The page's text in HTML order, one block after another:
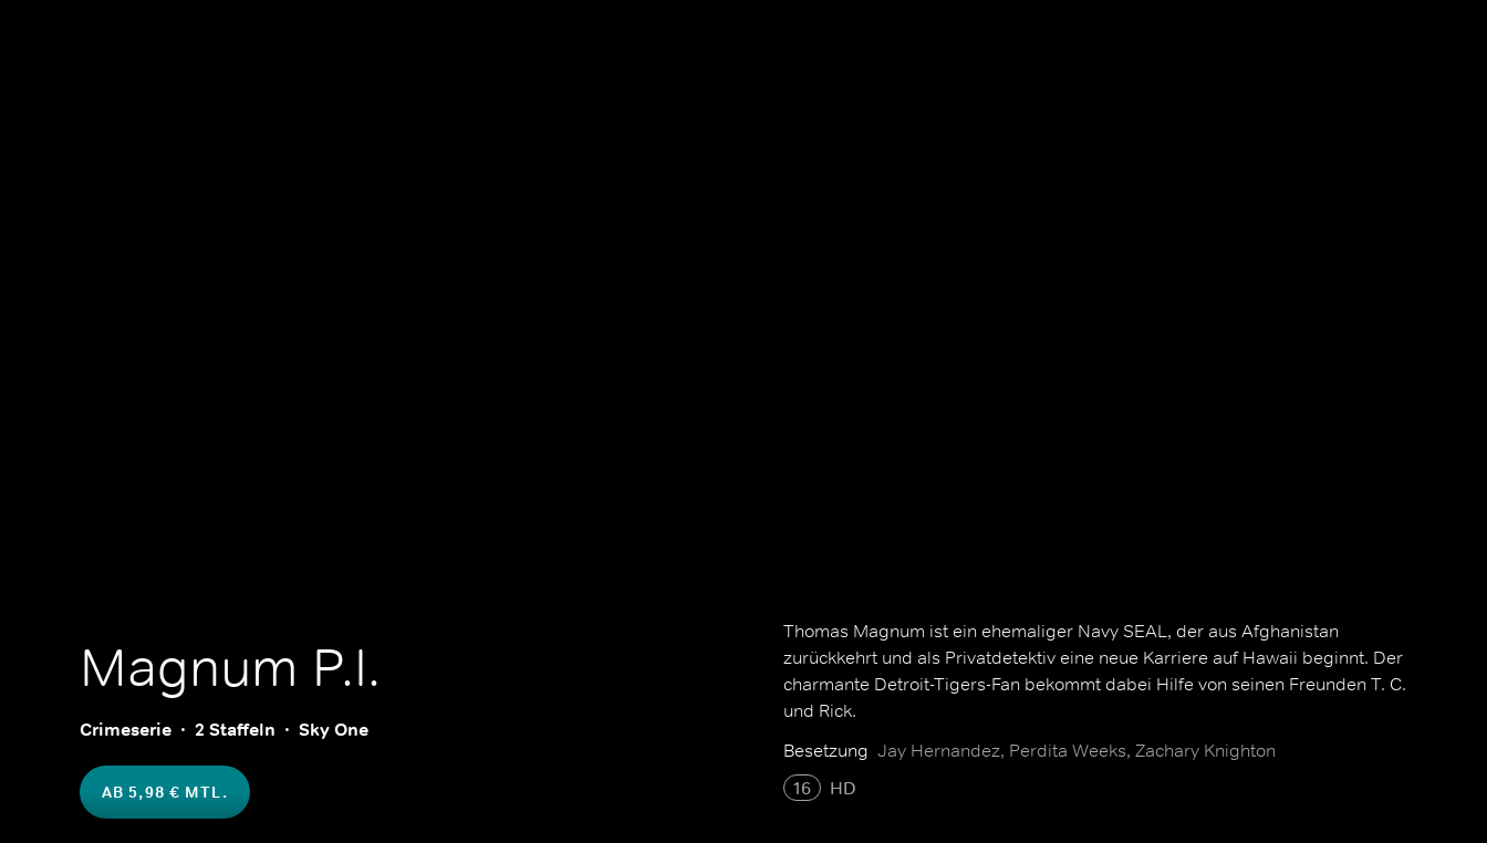
Magnum P.I.
Crimeserie 2 Staffeln Sky One
AB 5,98 € MTL.
Thomas Magnum ist ein ehemaliger Navy SEAL, der aus Afghanistan
zurückkehrt und als Privatdetektiv eine neue Karriere auf Hawaii beginnt. Der
charmante Detroit-Tigers-Fan bekommt dabei Hilfe von seinen Freunden T. C.
und Rick.
Besetzung Jay Hernandez, Perdita Weeks, Zachary Knighton
16
HD